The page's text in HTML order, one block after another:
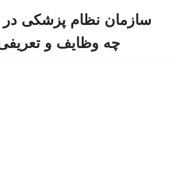
سازمان نظام پزشکی در
چه وظایف و